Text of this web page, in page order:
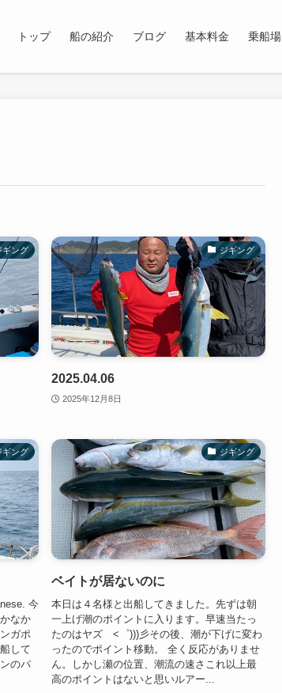
トップ 船の紹介 ブログ 基本料金 乗船場
ギング ジギング
2025.04.06
2025年12月8日
ギング
今
なか
ガポ
して
のパ
ジギング
ベイトが居ないのに
本日は４名様と出船してきました。先ずは朝
一上げ潮のポイントに入ります。早速当たっ
たのはヤズ <゜)))彡その後、潮が下げに変わ
ったのでポイント移動。 全く反応がありませ
ん。しかし瀬の位置、潮流の速さこれ以上最
高のポイントはないと思いルアー...